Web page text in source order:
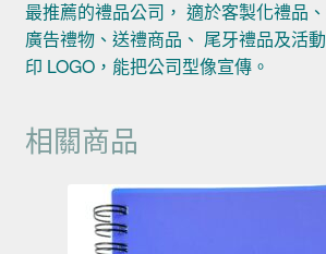
最推薦的禮品公司， 適於客製化禮品
廣告禮物、送禮商品、 尾牙禮品及活
印 LOGO，能把公司型像宣傳。
相關商品